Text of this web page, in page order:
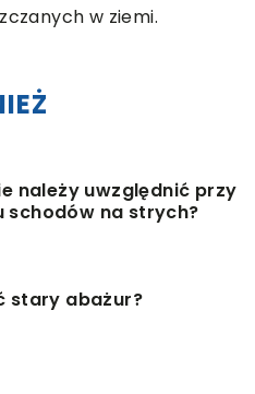
w ziemi.
należy uwzględnić przy
schodów na strych?
stary abażur?